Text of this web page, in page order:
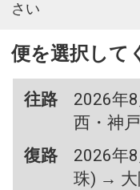
さい
便を選択して
往路
2026年
西・神
復路
2026年
珠) → 大